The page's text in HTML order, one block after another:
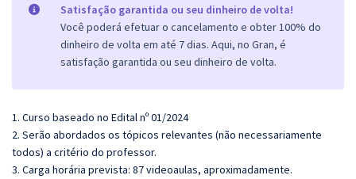
Satisfação garantida ou seu dinheiro de volta!
Você poderá efetuar o cancelamento e obter 100% do
dinheiro de volta em até 7 dias. Aqui, no Gran, é
satisfação garantida ou seu dinheiro de volta.
1. Curso baseado no Edital nº 01/2024
2. Serão abordados os tópicos relevantes (não necessariamente
todos) a critério do professor.
3. Carga horária prevista: 87 videoaulas, aproximadamente.